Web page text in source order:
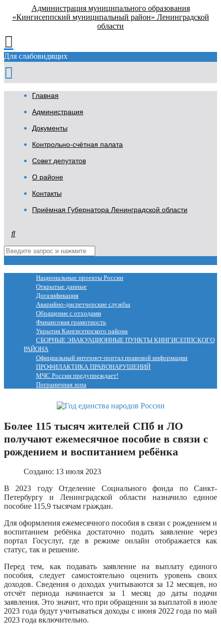
Администрация муниципального образования
«Кингисеппский муниципальный район» Ленинградской
области
Для слабовидящих
Главная
Администрация
Документы
Контрольно-счётная палата
Совет депутатов
О районе
Контакты
Приёмная Губернатора Ленинградской области
Национальные проекты России
Открытые данные
Догазификация
Аварийно-диспетчерские службы
Обращение с отходами
Финансовая грамотность
Укрытия Кингисеппского района
СБОРНЫЕ ЭВАКУАЦИОННЫЕ ПУНКТЫ КИНГИСЕППСКОГО
РАЙОНА
Официальный интернет-портал правовой информации
ПРОФИЛАКТИКА ПРАВОНАРУШЕНИЙ
МЧС России предупреждает!
Пограничная зона
Более 115 тысяч жителей СПб и ЛО
получают ежемесячное пособие в связи с
рождением и воспитанием ребёнка
Создано: 13 июля 2023
В 2023 году Отделение Социального фонда по Санкт-
Петербургу и Ленинградской области назначило единое
пособие 115,9 тысячам граждан.
Для оформления ежемесячного пособия в связи с рождением и
воспитанием ребёнка достаточно подать заявление через
портал Госуслуг, где в режиме онлайн отображается как
статус, так и решение.
Перед тем, как подавать заявление на выплату единого
пособия, следует самостоятельно оценить уровень своих
доходов. Сведения о доходах учитываются за 12 месяцев, но
отсчёт периода начинается за 1 месяц до даты подачи
заявления. Это значит, что при обращении за выплатой в июле
2023 года будут учитываться доходы с июня 2022 года по май
2023 года включительно.